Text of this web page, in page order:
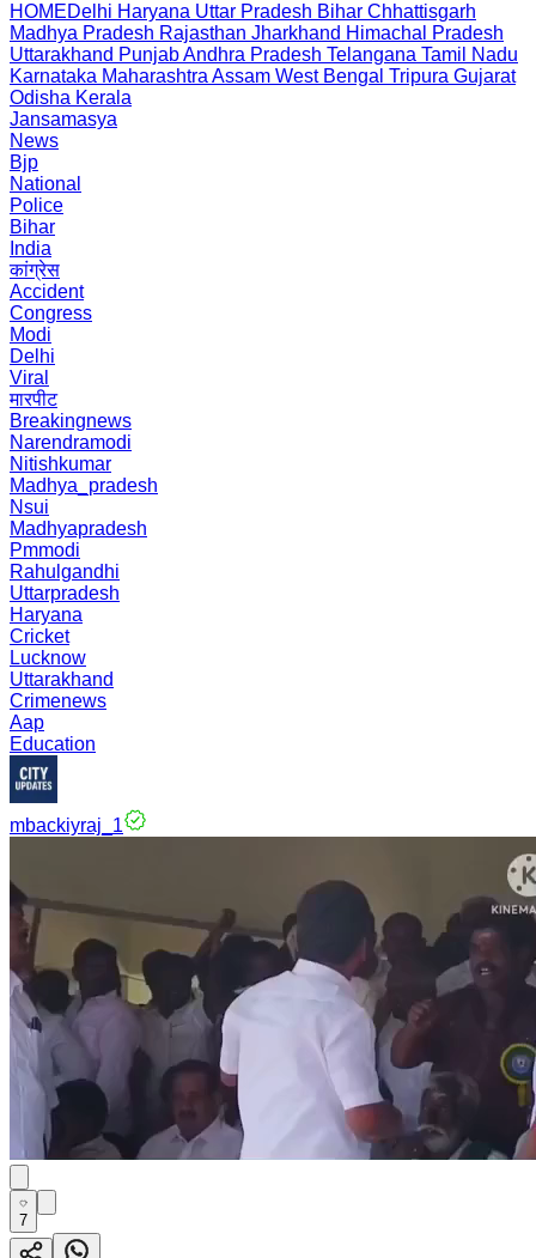
HOMEDelhi Haryana Uttar Pradesh Bihar Chhattisgarh
Madhya Pradesh Rajasthan Jharkhand Himachal Pradesh
Uttarakhand PunjabAndhra Pradesh Telangana Tamil Nadu
Karnataka Maharashtra Assam West Bengal Tripura Gujarat
Odisha Kerala
Jansamasya
News
Bjp
National
Police
Bihar
India
कांग्रेस
Accident
Congress
Modi
Delhi
Viral
मारपीट
Breakingnews
Narendramodi
Nitishkumar
Madhya_pradesh
Nsui
Madhyapradesh
Pmmodi
Rahulgandhi
Uttarpradesh
Haryana
Cricket
Lucknow
Uttarakhand
Crimenews
Aap
Education
mbackiyraj_1
7